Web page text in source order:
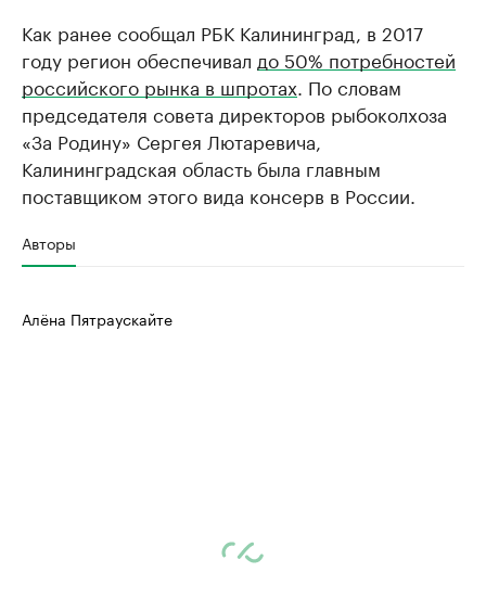
Как ранее сообщал РБК Калининград, в 2017
году регион обеспечивал до 50% потребностей
российского рынка в шпротах . По словам
председателя совета директоров рыбоколхоза
«За Родину» Сергея Лютаревича,
Калининградская область была главным
поставщиком этого вида консерв в России.
Авторы
Алёна Пятраускайте